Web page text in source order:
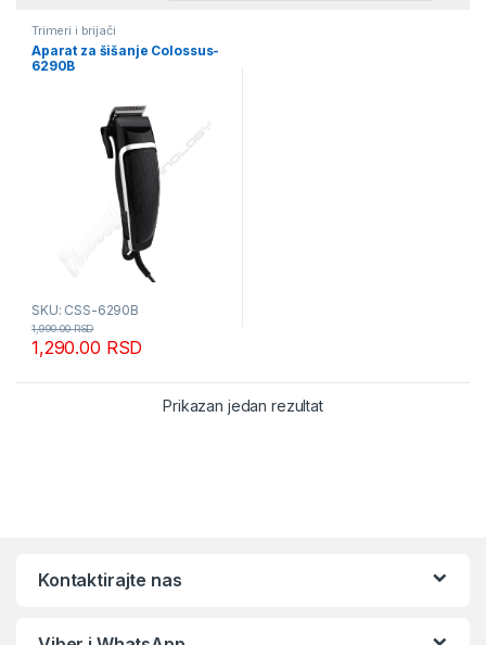
Trimeri i brijači
Aparat za šišanje Colossus-
6290B
SKU: CSS-6290B
1,290.00 RSD
1,990.00RSD
Prikazan jedan rezultat
Kontaktirajte nas